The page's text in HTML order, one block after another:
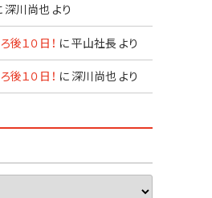
深川尚也 より
後１０日！ に平山社長 より
後１０日！ に 深川尚也 より